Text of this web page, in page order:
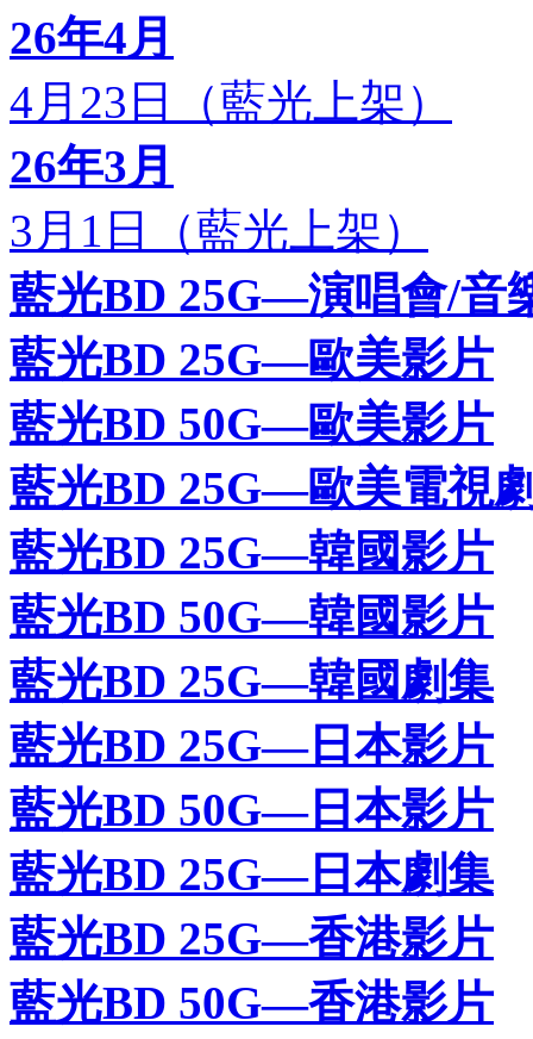
26年4月
4月23日（藍光上架）
26年3月
3月1日（藍光上架）
藍光BD 25G—演唱會/音
藍光BD 25G—歐美影片
藍光BD 50G—歐美影片
藍光BD 25G—歐美電視
藍光BD 25G—韓國影片
藍光BD 50G—韓國影片
藍光BD 25G—韓國劇集
藍光BD 25G—日本影片
藍光BD 50G—日本影片
藍光BD 25G—日本劇集
藍光BD 25G—香港影片
藍光BD 50G—香港影片